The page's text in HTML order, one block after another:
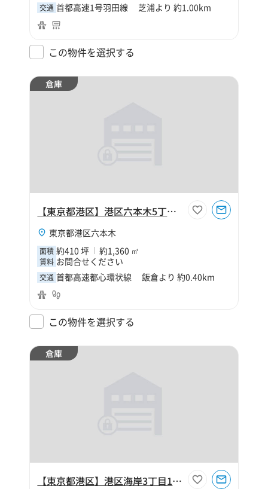
交通 首都高速1号羽田線 芝浦より 約1.00km
この物件を選択する
倉庫
【東京都港区】港区六本木5丁目410坪倉庫
東京都港区六本木
面積 約410 坪 約1,360 ㎡
賃料 お問合せください
交通 首都高速都心環状線 飯倉より 約0.40km
この物件を選択する
倉庫
【東京都港区】港区海岸3丁目110坪倉庫